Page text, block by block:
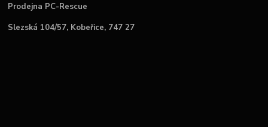
Prodejna PC-Rescue
Slezská 104/57, Kobeřice, 747 27